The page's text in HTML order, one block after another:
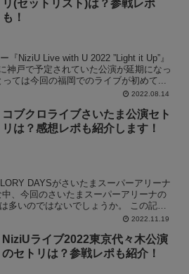
リ(セットリスト)は？参戦レポ
も！
『NiziU Live with U 2022 ”Light it Up”』
神戸で予定されていた公演が延期になっ
ては今回の福岡でのライブが初めて...
2022.08.14
コブクロライブさいたま公演セト
リは？感想レポも紹介します！
DAYSがさいたまスーパーアリーナ
、今回のさいたまスーパーアリーナの
多いのではないでしょうか。 この記事
2022.11.19
NiziUライブ2022東京代々木公演
のセトリは？参戦レポも紹介！